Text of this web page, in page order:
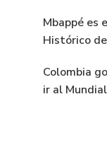
Mbappé es
Histórico
Colombia
ir al Mundial